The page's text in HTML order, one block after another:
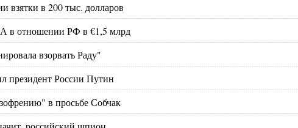
в 200 тыс. долларов
в отношении РФ в €1,5 млрд
взорвать Раду"
президент России Путин
в просьбе Собчак